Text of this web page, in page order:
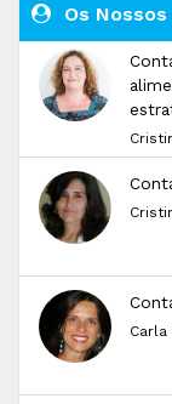
Os
Carla